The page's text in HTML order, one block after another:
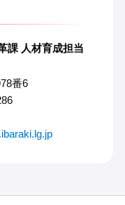
課 人材育成担当
番6